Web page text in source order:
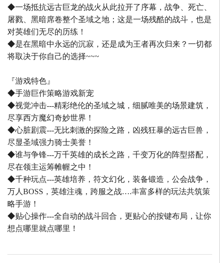
◆一场抵抗远古巨龙的战火从此拉开了序幕，战争、死亡、
屠戮、黑暗席卷整个圣域之地；这是一场残酷的战斗，也是
对英雄们无尽的历练！
◆是在黑暗中永远的沉寂，还是成为王者再次归来？一切都
将取决于你自己的选择~~~
『游戏特色』
◆手游巨作策略游戏新宠
◆视觉冲击---精彩绝伦的圣域之城，细腻唯美的场景建筑，
尽享西方魔幻奇妙世界！
◆心脏剧震---无比刺激的探险之路，凶残狂暴的远古巨兽，
尽显圣域强力骑士美誉！
◆谁与争锋---万千英雄的成长之路，千变万化的阵型搭配，
尽在领主运筹帷幄之中！
◆千种玩点---英雄培养，符文幻化，装备锻造，公会战争，
万人BOSS，英雄注魂，跨服之战….丰富多样的玩法共筑策
略手游！
◆贴心操作---全自动的战斗回合，更贴心的按键布局，让你
想点哪里就点哪里！